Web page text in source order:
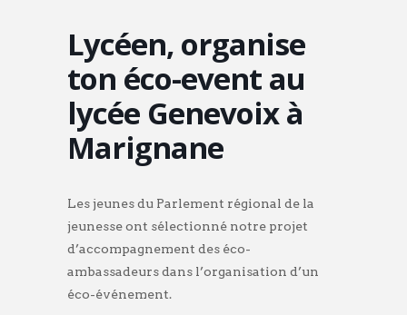
Lycéen, organise
ton éco-event au
lycée Genevoix à
Marignane
Les jeunes du Parlement régional de la
jeunesse ont sélectionné notre projet
d’accompagnement des éco-
ambassadeurs dans l’organisation d’un
éco-événement.